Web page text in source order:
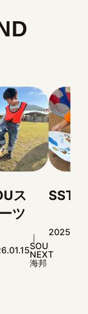
SST
2025.10.03SOU
NEXT